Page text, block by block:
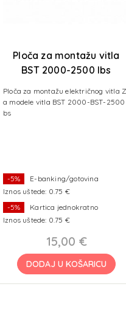
Ploča za montažu vitla
BST 2000-2500 lbs
Ploča za montažu električnog vitla Z
a modele vitla BST 2000-BST-2500
bs
-5%
E-banking/gotovina
Iznos uštede: 0.75 €
-5%
Kartica jednokratno
Iznos uštede: 0.75 €
15,00 €
DODAJ U KOŠARICU